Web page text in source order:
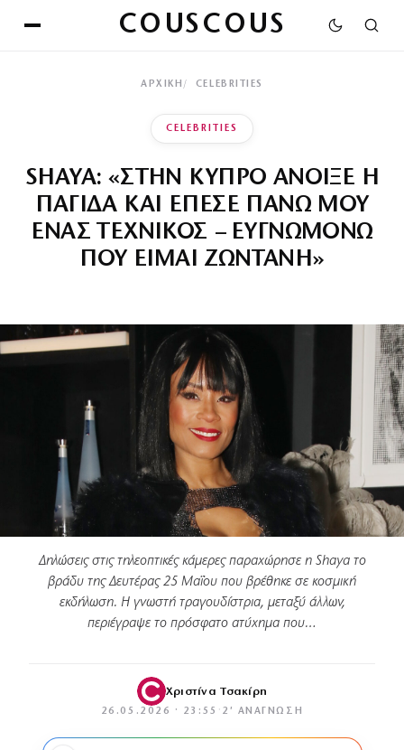
COUSCOUS
ΑΡΧΙΚΉ CELEBRITIES
CELEBRITIES
SHAYA: «ΣΤΗΝ ΚΥΠΡΟ ΑΝΟΙΞΕ Η
ΠΑΓΙΔΑ ΚΑΙ ΕΠΕΣΕ ΠΑΝΩ ΜΟΥ
ΕΝΑΣ ΤΕΧΝΙΚΟΣ – ΕΥΓΝΩΜΟΝΩ
ΠΟΥ ΕΙΜΑΙ ΖΩΝΤΑΝΗ»
Δηλώσεις στις τηλεοπτικές κάμερες παραχώρησε η Shaya το
βράδυ της Δευτέρας 25 Μαΐου που βρέθηκε σε κοσμική
εκδήλωση. Η γνωστή τραγουδίστρια, μεταξύ άλλων,
περιέγραψε το πρόσφατο ατύχημα που…
Χριστίνα Τσακίρη
26.05.2026 · 23:55 · 2′ ΑΝΆΓΝΩΣΗ